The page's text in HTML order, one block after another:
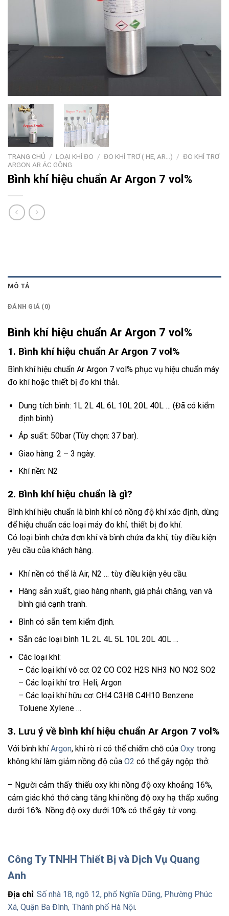
TRANG CHỦ / LOẠI KHÍ ĐO / ĐO KHÍ TRƠ ( HE, AR...) / ĐO KHÍ TRƠ
ARGON AR ÁC GÔNG
Bình khí hiệu chuẩn Ar Argon 7 vol%
MÔ TẢ
ĐÁNH GIÁ (0)
Bình khí hiệu chuẩn Ar Argon 7 vol%
1. Bình khí hiệu chuẩn Ar Argon 7 vol%
Bình khí hiệu chuẩn Ar Argon 7 vol% phục vụ hiệu chuẩn máy
đo khí hoặc thiết bị đo khí thải.
Dung tích bình: 1L 2L 4L 6L 10L 20L 40L … (Đã có kiểm
định bình)
Áp suất: 50bar (Tùy chọn: 37 bar).
Giao hàng: 2 – 3 ngày.
Khí nền: N2
2. Bình khí hiệu chuẩn là gì?
Bình khí hiệu chuẩn là bình khí có nồng độ khí xác định, dùng
để hiệu chuẩn các loại máy đo khí, thiết bị đo khí.
Có loại bình chứa đơn khí và bình chứa đa khí, tùy điều kiện
yêu cầu của khách hàng.
Khí nền có thể là Air, N2 … tùy điều kiện yêu cầu.
Hàng sản xuất, giao hàng nhanh, giá phải chăng, van và
bình giá cạnh tranh.
Bình có sẵn tem kiểm định.
Sẵn các loại bình 1L 2L 4L 5L 10L 20L 40L …
Các loại khí:
– Các loại khí vô cơ: O2 CO CO2 H2S NH3 NO NO2 SO2
– Các loại khí trơ: Heli, Argon
– Các loại khí hữu cơ: CH4 C3H8 C4H10 Benzene
Toluene Xylene …
3. Lưu ý về bình khí hiệu chuẩn Ar Argon 7 vol%
Với bình khíArgon, khi rò rỉ có thể chiếm chỗ của Oxy trong
không khí làm giảm nồng độ của O2 có thể gây ngộp thở.
– Người cảm thấy thiếu oxy khi nồng độ oxy khoảng 16%,
cảm giác khó thở càng tăng khi nồng độ oxy hạ thấp xuống
dưới 16%. Nồng độ oxy dưới 10% có thể gây tử vong.
Công Ty TNHH Thiết Bị và Dịch Vụ Quang
Anh
Địa chỉ: Số nhà 18, ngõ 12, phố Nghĩa Dũng, Phường Phúc
Xá, Quận Ba Đình, Thành phố Hà Nội.